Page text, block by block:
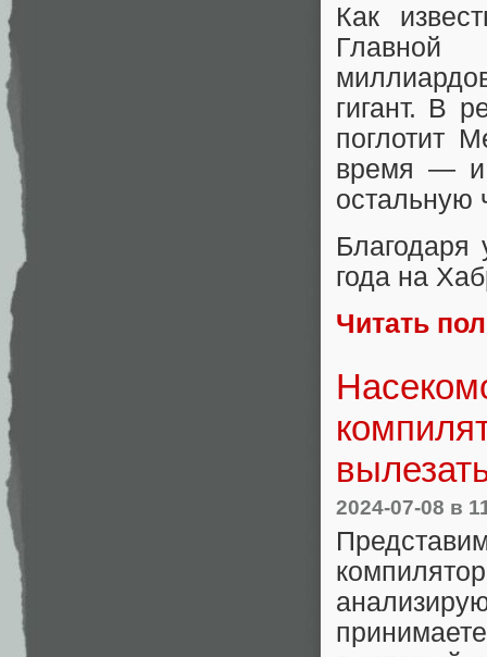
Как
Главной
гигант. В
поглотит
время — и
остальную
года на
Читать
2024-07-08 в